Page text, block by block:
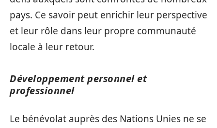
pays. Ce savoir peut enrichir leur perspective
et leur rôle dans leur propre communauté
locale à leur retour.
Développement personnel et
professionnel
Le bénévolat auprès des Nations Unies ne se